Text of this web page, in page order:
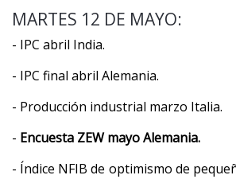
MARTES 12 DE MAYO:
- IPC abril India.
- IPC final abril Alemania.
- Producción industrial marzo Italia.
- Encuesta ZEW mayo Alemania.
- Índice NFIB de optimismo de